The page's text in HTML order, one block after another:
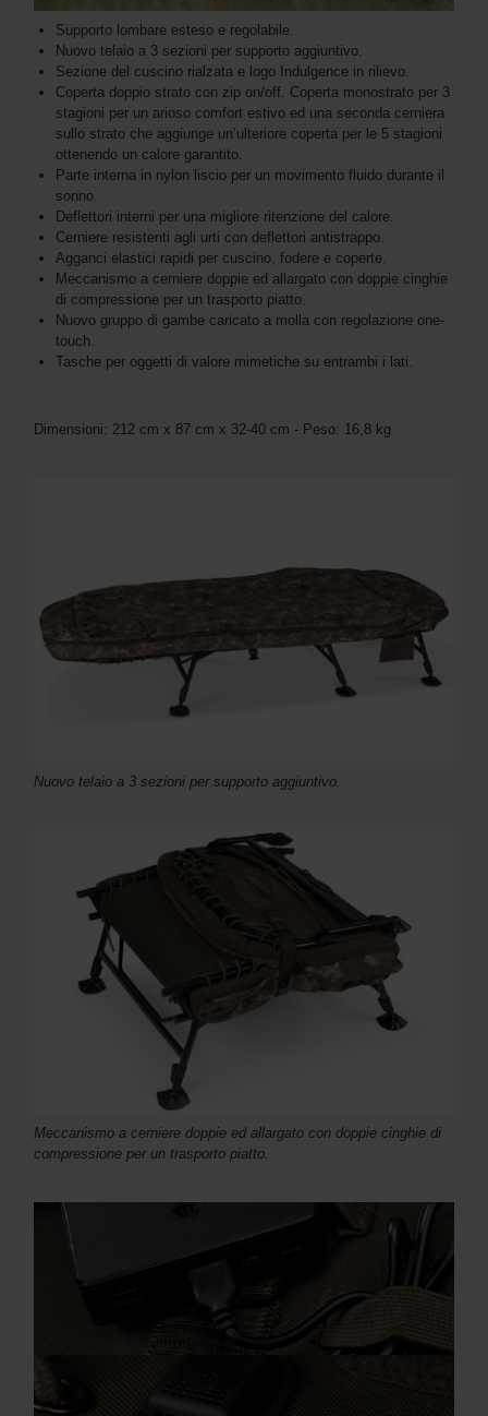
Supporto lombare esteso e regolabile.
Nuovo telaio a 3 sezioni per supporto aggiuntivo.
Sezione del cuscino rialzata e logo Indulgence in rilievo.
Coperta doppio strato con zip on/off. Coperta monostrato per 3
stagioni per un arioso comfort estivo ed una seconda cerniera
sullo strato che aggiunge un’ulteriore coperta per le 5 stagioni
ottenendo un calore garantito.
Parte interna in nylon liscio per un movimento fluido durante il
sonno.
Deflettori interni per una migliore ritenzione del calore.
Cerniere resistenti agli urti con deflettori antistrappo.
Agganci elastici rapidi per cuscino, fodere e coperte.
Meccanismo a cerniere doppie ed allargato con doppie cinghie
di compressione per un trasporto piatto.
Nuovo gruppo di gambe caricato a molla con regolazione one-
touch.
Tasche per oggetti di valore mimetiche su entrambi i lati.
Dimensioni: 212 cm x 87 cm x 32-40 cm - Peso: 16,8 kg
Nuovo telaio a 3 sezioni per supporto aggiuntivo.
Meccanismo a cerniere doppie ed allargato con doppie cinghie di
compressione per un trasporto piatto.